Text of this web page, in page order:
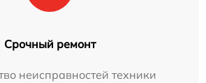
Срочный ремонт
неисправностей техники